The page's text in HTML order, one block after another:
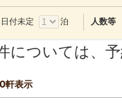
付未定 泊 人数等
については、
軒表示